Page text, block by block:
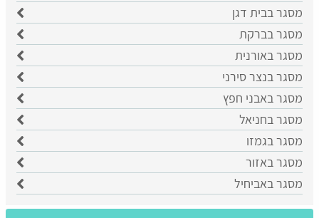
מסגר בבית דגן
מסגר בברקת
מסגר באורנית
מסגר בנצר סירני
מסגר באבני חפץ
מסגר בחניאל
מסגר בגמזו
מסגר באזור
מסגר באביחיל